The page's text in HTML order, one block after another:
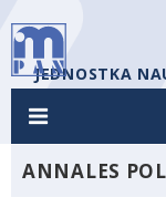
JEDNOSTKA
ANNALES